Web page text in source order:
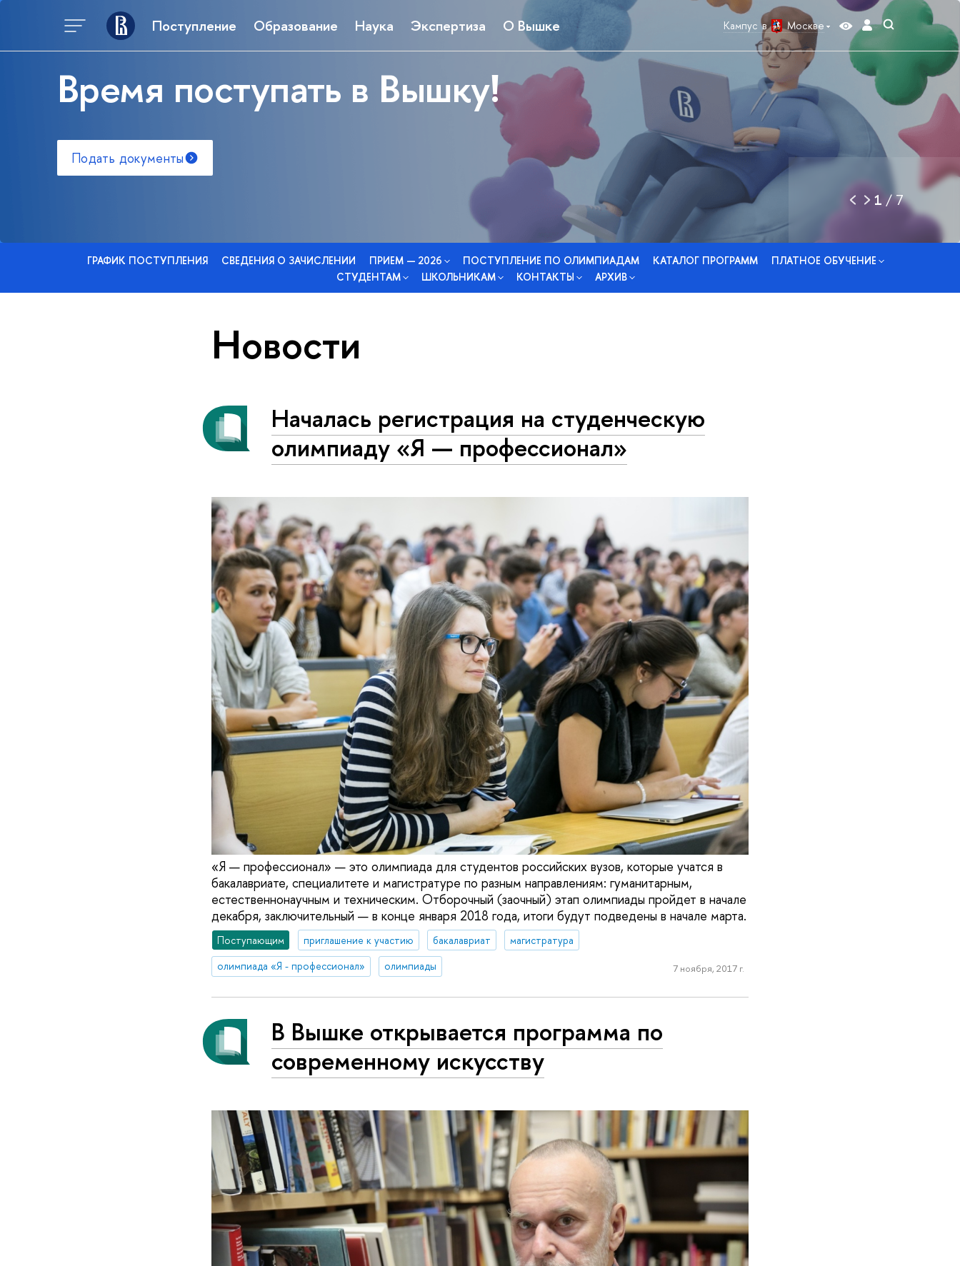
Поступление Образование Наука Экспертиза О Вышке Кампус в Москве
Время поступать в Вышку!
Подать документы
1 /7
ГРАФИК ПОСТУПЛЕНИЯ СВЕДЕНИЯ О ЗАЧИСЛЕНИИ ПРИЕМ — 2026 ПОСТУПЛЕНИЕ ПО ОЛИМПИАДАМ КАТАЛОГ ПРОГРАММ
ПЛАТНОЕ ОБУЧЕНИЕ
СТУДЕНТАМ
ШКОЛЬНИКАМ КОНТАКТЫ АРХИВ
Новости
Началась регистрация на студенческую
олимпиаду «Я — профессионал»
«Я — профессионал» — это олимпиада для студентов российских вузов, которые учатся в
бакалавриате, специалитете и магистратуре по разным направлениям: гуманитарным,
естественнонаучным и техническим. Отборочный (заочный) этап олимпиады пройдет в начале
декабря, заключительный — в конце января 2018 года, итоги будут подведены в начале марта.
Поступающим приглашение к участию бакалавриат
магистратура
олимпиада «Я - профессионал»
олимпиады 7 ноября, 2017 г.
В Вышке открывается программа по
современному искусству